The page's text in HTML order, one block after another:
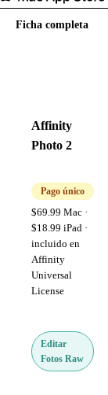
Ficha completa
Affinity
Photo 2
Pago único
$69.99 Mac ·
$18.99 iPad ·
incluido en
Affinity
Universal
License
Editar
Fotos Raw